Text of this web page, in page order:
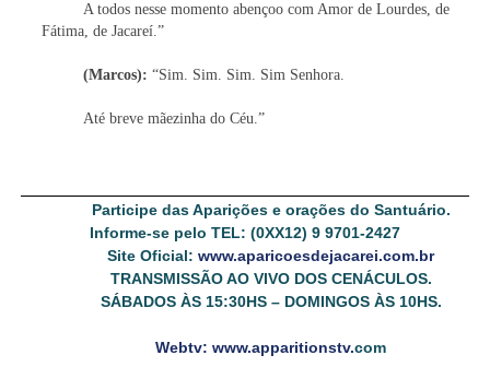
A todos nesse momento abençoo com Amor de Lourdes, de
Fátima, de Jacareí.”
(Marcos): “Sim. Sim. Sim. Sim Senhora.
Até breve mãezinha do Céu.”
Participe das Aparições e orações do Santuário.
Informe-se pelo TEL: (0XX12) 9 9701-2427
Site Oficial:www.aparicoesdejacarei.com.br
TRANSMISSÃO AO VIVO DOS CENÁCULOS.
SÁBADOS ÀS 15:30HS – DOMINGOS ÀS 10HS.
Webtv: www.apparitionstv.com